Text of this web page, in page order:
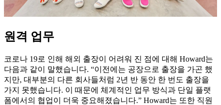
원격 업무
코로나 19로 인해 해외 출장이 어려워 진 점에 대해 Howard는
다음과 같이 말했습니다. “이전에는 공장으로 출장을 가곤 했
지만, 대부분의 다른 회사들처럼 2년 반 동안 한 번도 출장을
가지 못했습니다. 이 때문에 체계적인 업무 방식과 단일 플랫
폼에서의 협업이 더욱 중요해졌습니다.” Howard는 또한 직원